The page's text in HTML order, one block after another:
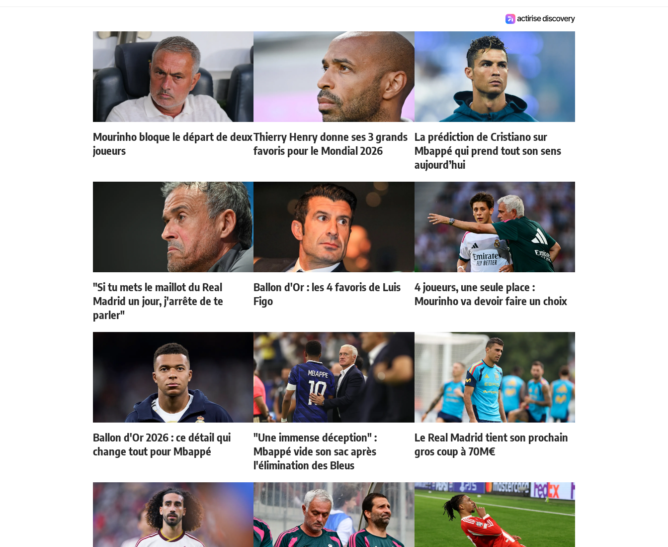
Mourinho bloque le départ de deux
joueurs
Thierry Henry donne ses 3 grands
favoris pour le Mondial 2026
La prédiction de Cristiano sur
Mbappé qui prend tout son sens
aujourd’hui
"Si tu mets le maillot du Real
Madrid un jour, j'arrête de te
parler"
Ballon d'Or : les 4 favoris de Luis
Figo
4 joueurs, une seule place :
Mourinho va devoir faire un choix
Ballon d'Or 2026 : ce détail qui
change tout pour Mbappé
"Une immense déception" :
Mbappé vide son sac après
l'élimination des Bleus
Le Real Madrid tient son prochain
gros coup à 70M€